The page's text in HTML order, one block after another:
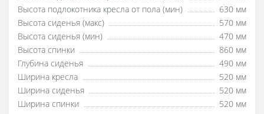
Высота подлокотника кресла от пола (мин)
630 мм
Высота сиденья (макс)
570 мм
Высота сиденья (мин)
470 мм
Высота спинки
860 мм
Глубина сиденья
490 мм
Ширина кресла
520 мм
Ширина сиденья
520 мм
Ширина спинки
520 мм